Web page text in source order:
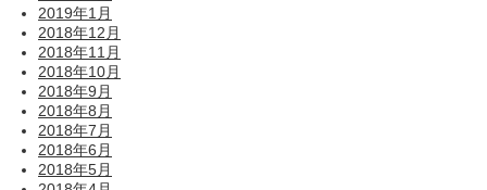
2019年1月
2018年12月
2018年11月
2018年10月
2018年9月
2018年8月
2018年7月
2018年6月
2018年5月